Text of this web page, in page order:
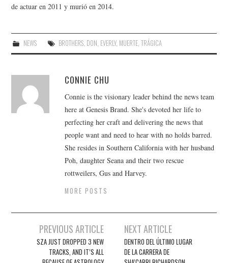
de actuar en 2011 y murió en 2014.
NEWS BROTHERS, DON EVERLY, MUERTE, TRÁGICA
CONNIE CHU
Connie is the visionary leader behind the news team
here at Genesis Brand. She's devoted her life to
perfecting her craft and delivering the news that
people want and need to hear with no holds barred.
She resides in Southern California with her husband
Poh, daughter Seana and their two rescue
rottweilers, Gus and Harvey.
MORE POSTS
navigation
PREVIOUS ARTICLE
SZA JUST DROPPED 3 NEW
TRACKS, AND IT’S ALL
NEXT ARTICLE
DENTRO DEL ÚLTIMO LUGAR
DE LA CARRERA DE